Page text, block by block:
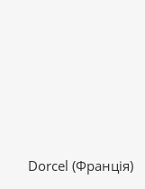
Dorcel (Франція)